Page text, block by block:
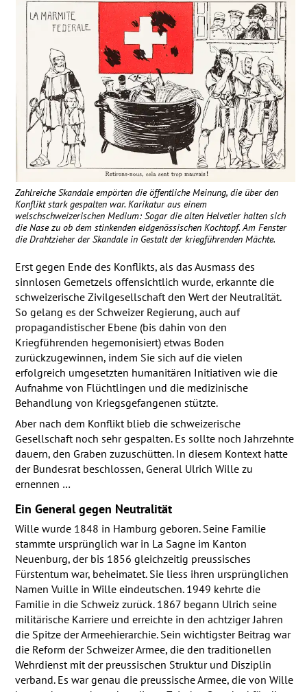
Zahlreiche Skandale empörten die öffentliche Meinung, die über den
Konflikt stark gespalten war. Karikatur aus einem
welschschweizerischen Medium: Sogar die alten Helvetier halten sich
die Nase zu ob dem stinkenden eidgenössischen Kochtopf. Am Fenster
die Drahtzieher der Skandale in Gestalt der kriegführenden Mächte.
Erst gegen Ende des Konflikts, als das Ausmass des
sinnlosen Gemetzels offensichtlich wurde, erkannte die
schweizerische Zivilgesellschaft den Wert der Neutralität.
So gelang es der Schweizer Regierung, auch auf
propagandistischer Ebene (bis dahin von den
Kriegführenden hegemonisiert) etwas Boden
zurückzugewinnen, indem Sie sich auf die vielen
erfolgreich umgesetzten humanitären Initiativen wie die
Aufnahme von Flüchtlingen und die medizinische
Behandlung von Kriegsgefangenen stützte.
Aber nach dem Konflikt blieb die schweizerische
Gesellschaft noch sehr gespalten. Es sollte noch Jahrzehnte
dauern, den Graben zuzuschütten. In diesem Kontext hatte
der Bundesrat beschlossen, General Ulrich Wille zu
ernennen …
Ein General gegen Neutralität
Wille wurde 1848 in Hamburg geboren. Seine Familie
stammte ursprünglich war in La Sagne im Kanton
Neuenburg, der bis 1856 gleichzeitig preussisches
Fürstentum war, beheimatet. Sie liess ihren ursprünglichen
Namen Vuille in Wille eindeutschen. 1949 kehrte die
Familie in die Schweiz zurück. 1867 begann Ulrich seine
militärische Karriere und erreichte in den achtziger Jahren
die Spitze der Armeehierarchie. Sein wichtigster Beitrag war
die Reform der Schweizer Armee, die den traditionellen
Wehrdienst mit der preussischen Struktur und Disziplin
verband. Es war genau die preussische Armee, die von Wille